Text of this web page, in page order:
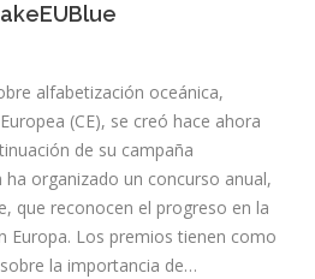
alfabetización oceánica,
(CE), se creó hace ahora
de su campaña
ha organizado un concurso anual,
que reconocen el progreso en la
Europa. Los premios tienen como
la importancia de…